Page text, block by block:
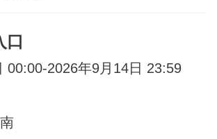
口
00:00-2026年9月14日 23:59